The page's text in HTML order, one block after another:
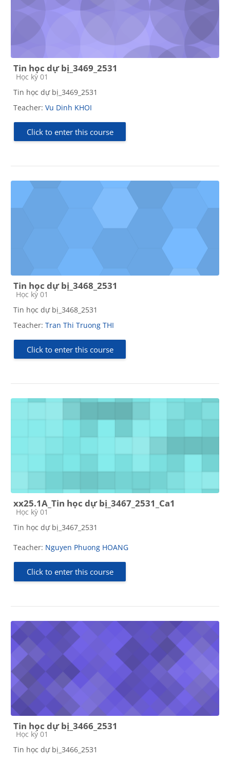
Tin học dự bị_3469_2531
Course category
Học kỳ 01
Tin học dự bị_3469_2531
Teacher: Vu Dinh KHOI
Click to enter this course
Tin học dự bị_3468_2531
Course category
Học kỳ 01
Tin học dự bị_3468_2531
Teacher: Tran Thi Truong THI
Click to enter this course
xx25.1A_Tin học dự bị_3467_2531_Ca1
Course category
Học kỳ 01
Tin học dự bị_3467_2531
Teacher: Nguyen Phuong HOANG
Click to enter this course
Tin học dự bị_3466_2531
Course category
Học kỳ 01
Tin học dự bị_3466_2531